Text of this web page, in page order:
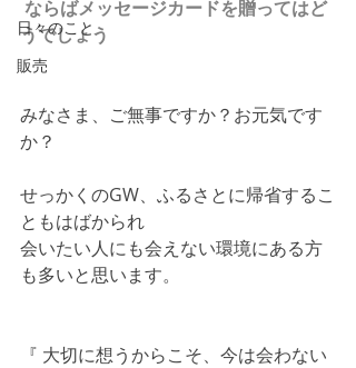
日々のこと
販売
うでしょう
みなさま、ご無事ですか？お元気です
か？
せっかくのGW、ふるさとに帰省するこ
ともはばかられ
会いたい人にも会えない環境にある方
も多いと思います。
『 大切に想うからこそ、今は会わない